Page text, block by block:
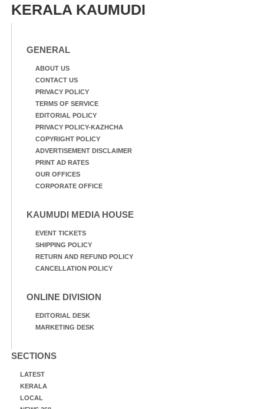
KERALA KAUMUDI
GENERAL
ABOUT US
CONTACT US
PRIVACY POLICY
TERMS OF SERVICE
EDITORIAL POLICY
PRIVACY POLICY-KAZHCHA
COPYRIGHT POLICY
ADVERTISEMENT DISCLAIMER
PRINT AD RATES
OUR OFFICES
CORPORATE OFFICE
KAUMUDI MEDIA HOUSE
EVENT TICKETS
SHIPPING POLICY
RETURN AND REFUND POLICY
CANCELLATION POLICY
ONLINE DIVISION
EDITORIAL DESK
MARKETING DESK
SECTIONS
LATEST
KERALA
LOCAL